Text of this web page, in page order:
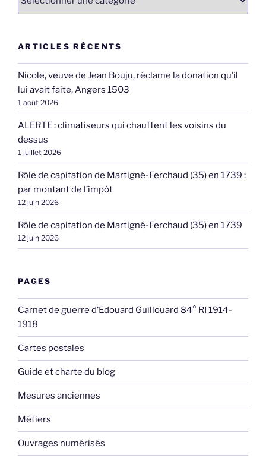
ARTICLES RÉCENTS
Nicole, veuve de Jean Bouju, réclame la donation qu’il
lui avait faite, Angers 1503
1 août 2026
ALERTE : climatiseurs qui chauffent les voisins du
dessus
1 juillet 2026
Rôle de capitation de Martigné-Ferchaud (35) en 1739 :
par montant de l’impôt
12 juin 2026
Rôle de capitation de Martigné-Ferchaud (35) en 1739
12 juin 2026
PAGES
Carnet de guerre d’Edouard Guillouard 84° RI 1914-
1918
Cartes postales
Guide et charte du blog
Mesures anciennes
Métiers
Ouvrages numérisés